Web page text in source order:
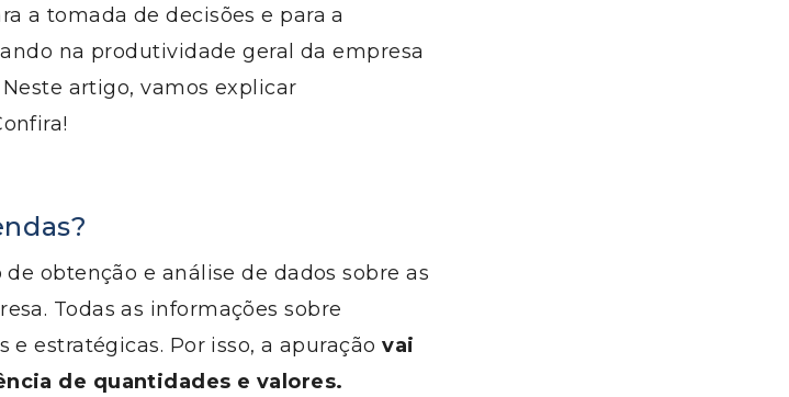
a tomada de decisões e para a
na produtividade geral da empresa
artigo, vamos explicar
obtenção e análise de dados sobre as
Todas as informações sobre
estratégicas. Por isso, a apuraçãovai
de quantidades e valores.